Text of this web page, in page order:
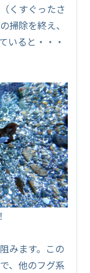
くすぐったさ
掃除を終え、
いると・・・
みます。この
、他のフグ系